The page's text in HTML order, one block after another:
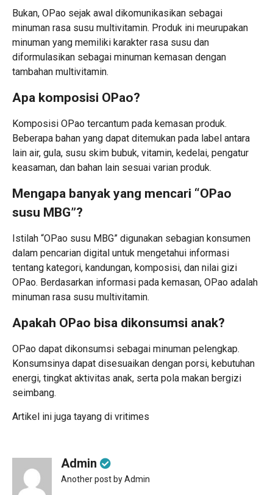
Bukan, OPao sejak awal dikomunikasikan sebagai
minuman rasa susu multivitamin. Produk ini meurupakan
minuman yang memiliki karakter rasa susu dan
diformulasikan sebagai minuman kemasan dengan
tambahan multivitamin.
Apa komposisi OPao?
Komposisi OPao tercantum pada kemasan produk.
Beberapa bahan yang dapat ditemukan pada label antara
lain air, gula, susu skim bubuk, vitamin, kedelai, pengatur
keasaman, dan bahan lain sesuai varian produk.
Mengapa banyak yang mencari “OPao
susu MBG”?
Istilah “OPao susu MBG” digunakan sebagian konsumen
dalam pencarian digital untuk mengetahui informasi
tentang kategori, kandungan, komposisi, dan nilai gizi
OPao. Berdasarkan informasi pada kemasan, OPao adalah
minuman rasa susu multivitamin.
Apakah OPao bisa dikonsumsi anak?
OPao dapat dikonsumsi sebagai minuman pelengkap.
Konsumsinya dapat disesuaikan dengan porsi, kebutuhan
energi, tingkat aktivitas anak, serta pola makan bergizi
seimbang.
Artikel ini juga tayang di vritimes
Admin
Another post by Admin